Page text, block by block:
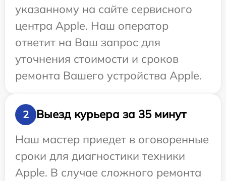
указанному на сайте сервисного
центра Apple. Наш оператор
ответит на Ваш запрос для
уточнения стоимости и сроков
ремонта Вашего устройства Apple.
2
Выезд курьера за 35 минут
Наш мастер приедет в оговоренные
сроки для диагностики техники
Apple. В случае сложного ремонта